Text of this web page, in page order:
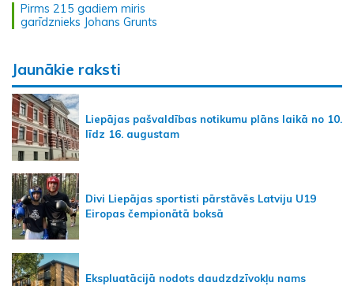
Pirms 215 gadiem miris
garīdznieks Johans Grunts
Jaunākie raksti
Liepājas pašvaldības notikumu plāns laikā no 10.
līdz 16. augustam
Divi Liepājas sportisti pārstāvēs Latviju U19
Eiropas čempionātā boksā
Ekspluatācijā nodots daudzdzīvokļu nams